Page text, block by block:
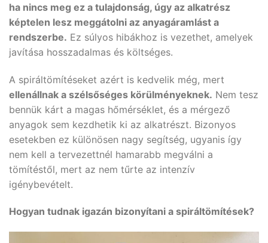
ha nincs meg ez a tulajdonság, úgy az alkatrész
képtelen lesz meggátolni az anyagáramlást a
rendszerbe. Ez súlyos hibákhoz is vezethet, amelyek
javítása hosszadalmas és költséges.
A spiráltömítéseket azért is kedvelik még, mert
ellenállnak a szélsőséges körülményeknek. Nem tesz
bennük kárt a magas hőmérséklet, és a mérgező
anyagok sem kezdhetik ki az alkatrészt. Bizonyos
esetekben ez különösen nagy segítség, ugyanis így
nem kell a tervezettnél hamarabb megválni a
tömítéstől, mert az nem tűrte az intenzív
igénybevételt.
Hogyan tudnak igazán bizonyítani a spiráltömítések?